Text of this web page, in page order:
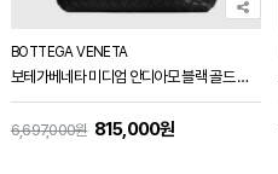
BOTTEGA VENETA
보테가베네타 미디엄 안디아모 블랙 골드 메탈 766016
6,697,000원 815,000원